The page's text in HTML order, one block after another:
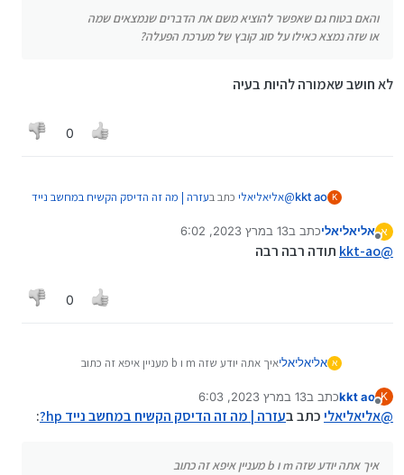
והאם בטוח גם שאפשר להוציא משם את הדברים שנמצאים שמה
או שזה נמצא כאילו על סוג קובץ של מערכת הפעלה?
לא חושב שאמורה להיות בעיה
0
K
kkt ao
@אליאליאלי כתב בעזרה | מה זה הדיסק הקשיח במחשב נייד
והאם בטוח גם שאפשר להוציא משם את הדברים
א
מנותק
אליאליאליכתב ב13 במרץ 2023, 6:02
נערך לאחרונה על ידי
@
kkt-ao תודה רבה רבה
0
א אליאליאליאיך אתה יודע שזה m ו b מעניין איפא זה כתוב
K
מנותק
kkt aoכתב ב13 במרץ 2023, 6:03
נערך לאחרונה על ידי
@אליאליאליכתב בעזרה | מה זה הדיסק הקשיח במחשב נייד hp? :
איך אתה יודע שזה m ו b מעניין איפא זה כתוב